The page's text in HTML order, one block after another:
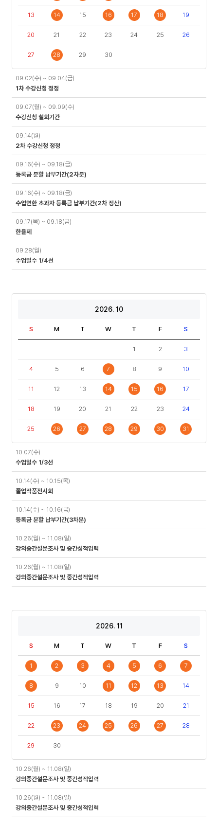
13 14 15 16 17 18 19
20 21 22 23 24 25 26
27 28 29 30
09.02(수) ~ 09.04(금)
1차 수강신청 정정
09.07(월) ~ 09.09(수)
수강신청 철회기간
09.14(월)
2차 수강신청 정정
09.16(수) ~ 09.18(금)
등록금 분할 납부기간(2차분)
09.16(수) ~ 09.18(금)
수업연한 초과자 등록금 납부기간(2차 정산)
09.17(목) ~ 09.18(금)
한율제
09.28(월)
수업일수 1/4선
2026. 10
S M T W T F S
1 2 3
4 5 6 7 8 9 10
11 12 13 14 15 16 17
18 19 20 21 22 23 24
25 26 27 28 29 30 31
10.07(수)
수업일수 1/3선
10.14(수) ~ 10.15(목)
졸업작품전시회
10.14(수) ~ 10.16(금)
등록금 분할 납부기간(3차분)
10.26(월) ~ 11.08(일)
강의중간설문조사 및 중간성적입력
10.26(월) ~ 11.08(일)
강의중간설문조사 및 중간성적입력
2026. 11
S M T W T F S
1 2 3 4 5 6 7
8 9 10 11 12 13 14
15 16 17 18 19 20 21
22 23 24 25 26 27 28
29 30
정
10.26(월) ~ 11.08(일)
강의중간설문조사 및 중간성적입력
10.26(월) ~ 11.08(일)
강의중간설문조사 및 중간성적입력